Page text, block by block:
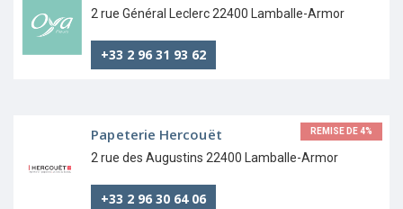
2 rue Général Leclerc 22400 Lamballe-Armor
+33 2 96 31 93 62
REMISE DE 4%
Papeterie Hercouët
2 rue des Augustins 22400 Lamballe-Armor
+33 2 96 30 64 06